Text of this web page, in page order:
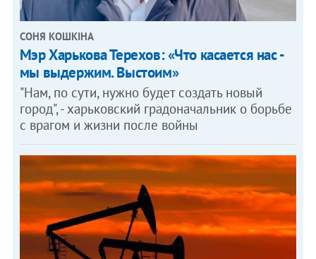
СОНЯ КОШКІНА
Мэр Харькова Терехов: «Что касается нас -
мы выдержим. Выстоим»
"Нам, по сути, нужно будет создать новый
город", - харьковский градоначальник о борьбе
с врагом и жизни после войны